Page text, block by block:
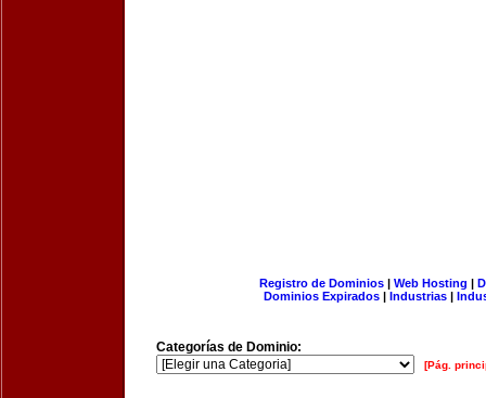
Registro de Dominios| Web Hosting |
Dominios Expirados | Industrias |
Categorías de Dominio:
[Pág.